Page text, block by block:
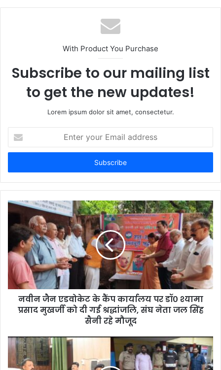
With Product You Purchase
Subscribe to our mailing list
to get the new updates!
Lorem ipsum dolor sit amet, consectetur.
your
Email
नवीन जैन एडवोकेट के कैंप कार्यालय पर डॉ० श्यामा
प्रसाद मुखर्जी को दी गई श्रद्धांजलि, संघ नेता जल सिंह
सैनी रहे मौजूद